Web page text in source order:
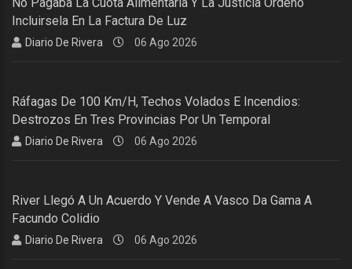
Incluirsela En La Factura De Luz
Diario De Rivera 06 Ago 2026
Ráfagas De 100 Km/h, Techos Volados E Incendios:
Destrozos En Tres Provincias Por Un Temporal
Diario De Rivera 06 Ago 2026
River Llegó A Un Acuerdo Y Vende A Vasco Da Gama A
Facundo Colidio
Diario De Rivera 06 Ago 2026